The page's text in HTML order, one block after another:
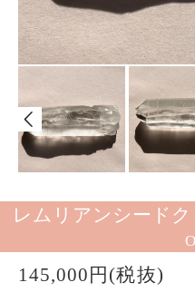
レムリアンシード
145,000円(税抜)